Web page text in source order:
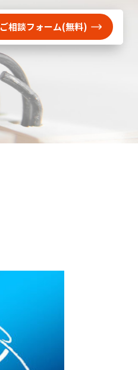
ご相談フォーム(無料)